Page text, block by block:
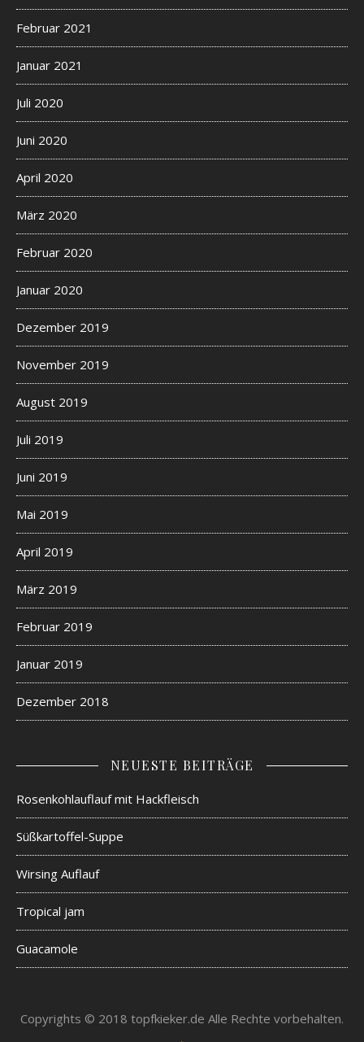
Februar 2021
Januar 2021
Juli 2020
Juni 2020
April 2020
März 2020
Februar 2020
Januar 2020
Dezember 2019
November 2019
August 2019
Juli 2019
Juni 2019
Mai 2019
April 2019
März 2019
Februar 2019
Januar 2019
Dezember 2018
NEUESTE BEITRÄGE
Rosenkohlauflauf mit Hackfleisch
Süßkartoffel-Suppe
Wirsing Auflauf
Tropical jam
Guacamole
Copyrights © 2018 topfkieker.de Alle Rechte vorbehalten.